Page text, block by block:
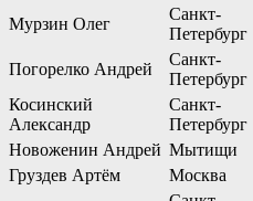
Мурзин Олег
Санкт-
Петербург
Погорелко Андрей
Санкт-
Петербург
Косинский
Александр
Санкт-
Петербург
Новоженин Андрей Мытищи
Груздев Артём
Москва